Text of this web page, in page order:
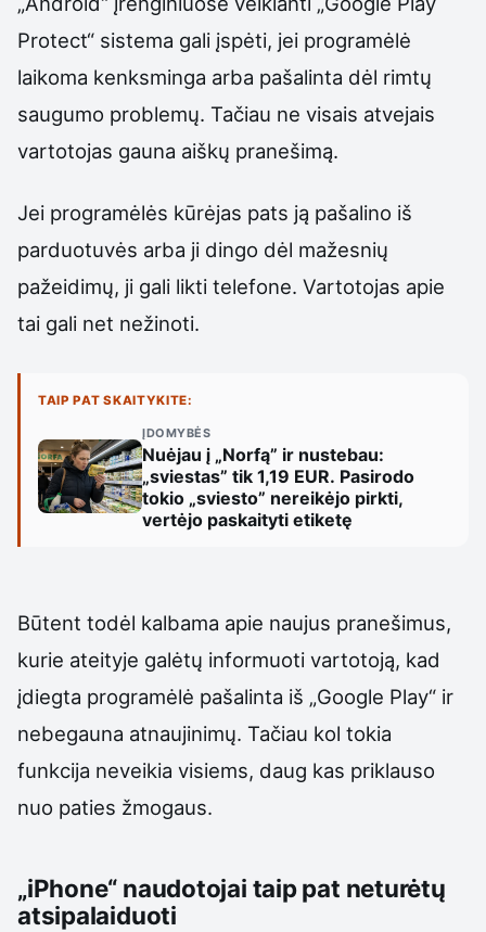
Protect“ sistema gali įspėti, jei programėlė
laikoma kenksminga arba pašalinta dėl rimtų
saugumo problemų. Tačiau ne visais atvejais
vartotojas gauna aiškų pranešimą.
Jei programėlės kūrėjas pats ją pašalino iš
parduotuvės arba ji dingo dėl mažesnių
pažeidimų, ji gali likti telefone. Vartotojas apie
tai gali net nežinoti.
TAIP PAT SKAITYKITE:
ĮDOMYBĖS
Nuėjau į „Norfą” ir nustebau:
„sviestas” tik 1,19 EUR. Pasirodo
tokio „sviesto” nereikėjo pirkti,
vertėjo paskaityti etiketę
Būtent todėl kalbama apie naujus pranešimus,
kurie ateityje galėtų informuoti vartotoją, kad
įdiegta programėlė pašalinta iš „Google Play“ ir
nebegauna atnaujinimų. Tačiau kol tokia
funkcija neveikia visiems, daug kas priklauso
nuo paties žmogaus.
„iPhone“ naudotojai taip pat neturėtų
atsipalaiduoti